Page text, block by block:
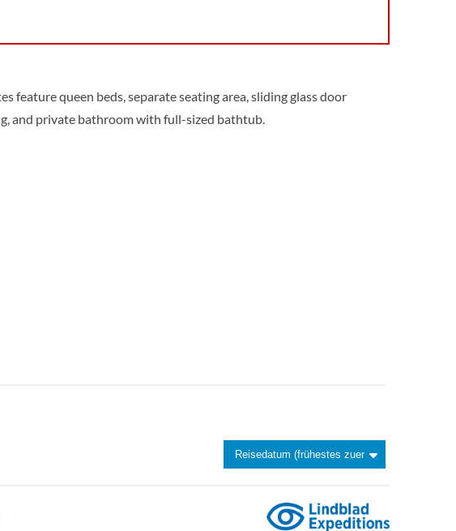
feature queen beds, separate seating area, sliding glass door
and private bathroom with full-sized bathtub.